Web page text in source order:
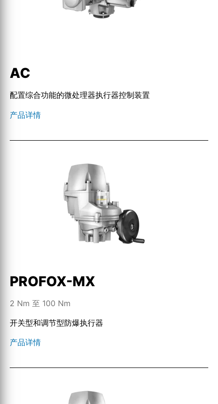
AC
配置综合功能的微处理器执行器控制装置
产品详情
PROFOX-MX
2 Nm 至 100 Nm
开关型和调节型防爆执行器
产品详情